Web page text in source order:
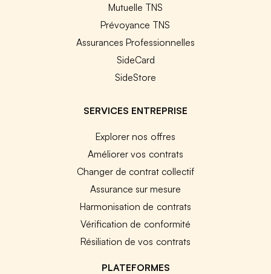
Mutuelle TNS
Prévoyance TNS
Assurances Professionnelles
SideCard
SideStore
SERVICES ENTREPRISE
Explorer nos offres
Améliorer vos contrats
Changer de contrat collectif
Assurance sur mesure
Harmonisation de contrats
Vérification de conformité
Résiliation de vos contrats
PLATEFORMES